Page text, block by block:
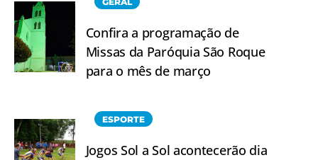
Confira a programação de
Missas da Paróquia São Roque
para o mês de março
ESPORTE
Jogos Sol a Sol acontecerão dia